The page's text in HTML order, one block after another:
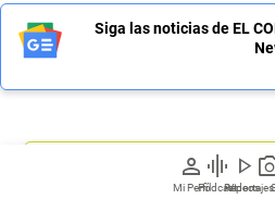
person
Mi Perfil
graphic_eq
Pódcast
play_arrow
Videos
Siga las noticias de EL
Regístrate a